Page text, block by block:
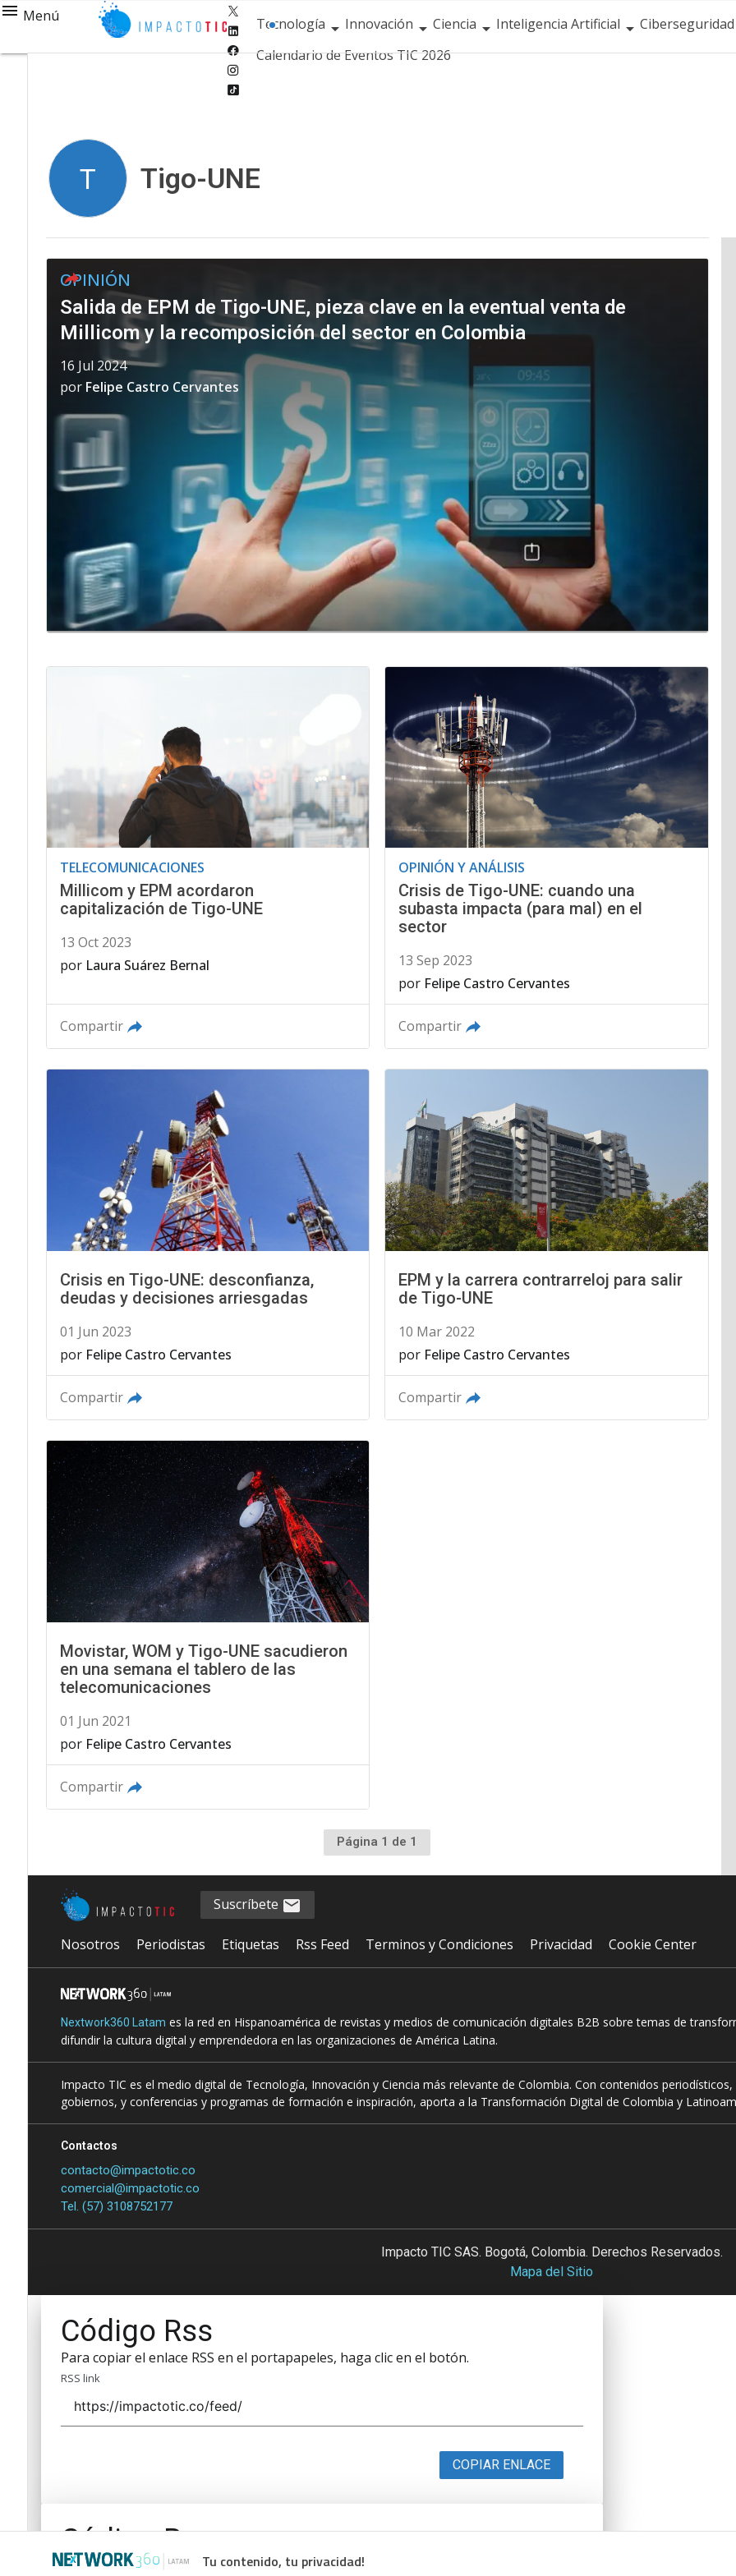
Menú
Linkedin
Facebook
Tecnología Innovación Ciencia Inteligencia Artificial
Ciberseguridad
Calendario de Eventos TIC 2026
T Tigo-UNE
OPINIÓN
Salida de EPM de Tigo-UNE, pieza clave en la eventual venta de
Millicom y la recomposición del sector en Colombia
16 Jul 2024
por Felipe Castro Cervantes
TELECOMUNICACIONES
Millicom y EPM acordaron
capitalización de Tigo-UNE
13 Oct 2023
por Laura Suárez Bernal
Compartir
OPINIÓN Y ANÁLISIS
Crisis de Tigo-UNE: cuando una
subasta impacta (para mal) en el
sector
13 Sep 2023
por Felipe Castro Cervantes
Compartir
Crisis en Tigo-UNE: desconfianza,
deudas y decisiones arriesgadas
01 Jun 2023
por Felipe Castro Cervantes
Compartir
EPM y la carrera contrarreloj para salir
de Tigo-UNE
10 Mar 2022
por Felipe Castro Cervantes
Compartir
Movistar, WOM y Tigo-UNE sacudieron
en una semana el tablero de las
telecomunicaciones
01 Jun 2021
por Felipe Castro Cervantes
Compartir
Página 1 de 1
Tu contenido, tu privacidad!
Suscríbete
Nosotros Periodistas Etiquetas Rss Feed Terminos y Condiciones Privacidad Cookie Center
Nextwork360 Latam es la red en Hispanoamérica de revistas y medios de comunicación digitales B2B sobre temas de
difundir la cultura digital y emprendedora en las organizaciones de América Latina.
Impacto TIC es el medio digital de Tecnología, Innovación y Ciencia más relevante de Colombia. Con contenidos
gobiernos, y conferencias y programas de formación e inspiración, aporta a la Transformación Digital de Colombia y
Contactos
contacto@impactotic.co
comercial@impactotic.co
Tel. (57) 3108752177
Impacto TIC SAS. Bogotá, Colombia. Derechos Reservados.
Mapa del Sitio
Código Rss
Para copiar el enlace RSS en el portapapeles, haga clic en el botón.
RSS link
COPIAR ENLACE
Código Rss
Para copiar el enlace RSS en el portapapeles, haga clic en el botón.